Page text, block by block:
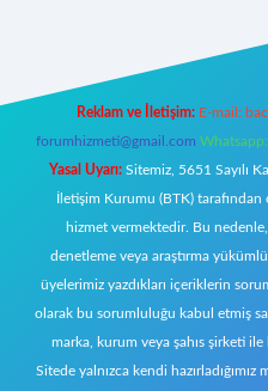
Reklam ve İletişim: E-mail:
forumhizmeti@gmail.com
Yasal Uyarı: Sitemiz, 5651 Sayılı
İletişim Kurumu (BTK) tarafından
hizmet vermektedir. Bu
denetleme veya araştırma
üyelerimiz yazdıkları içeriklerin
olarak bu sorumluluğu kabul etmiş
marka, kurum veya şahıs şirketi
Sitede yalnızca kendi